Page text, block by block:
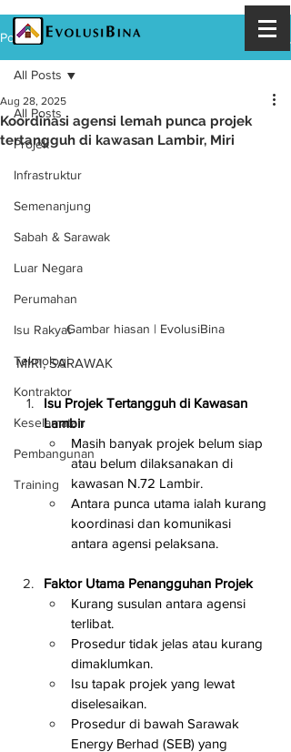
Post
All Posts
Projek
Infrastruktur
Semenanjung
Sabah & Sarawak
Luar Negara
Perumahan
Isu Rakyat
Teknologi
Kontraktor
Keselamatan
Pembangunan
Training
All Posts
Koordinasi agensi lemah punca projek
tertangguh di kawasan Lambir, Miri
Aug 28, 2025
Gambar hiasan | EvolusiBina
MIRI, SARAWAK
Isu Projek Tertangguh di Kawasan
Lambir
Masih banyak projek belum siap
atau belum dilaksanakan di
kawasan N.72 Lambir.
Antara punca utama ialah kurang
koordinasi dan komunikasi
antara agensi pelaksana.
Faktor Utama Penangguhan Projek
Kurang susulan antara agensi
terlibat.
Prosedur tidak jelas atau kurang
dimaklumkan.
Isu tapak projek yang lewat
diselesaikan.
Prosedur di bawah Sarawak
Energy Berhad (SEB) yang